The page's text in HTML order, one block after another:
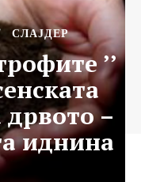
СЛАЈДЕР
’’
дрвото –
иднина